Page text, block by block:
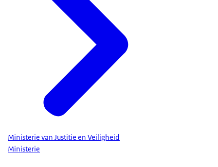
Ministerie van Justitie en Veiligheid
Ministerie